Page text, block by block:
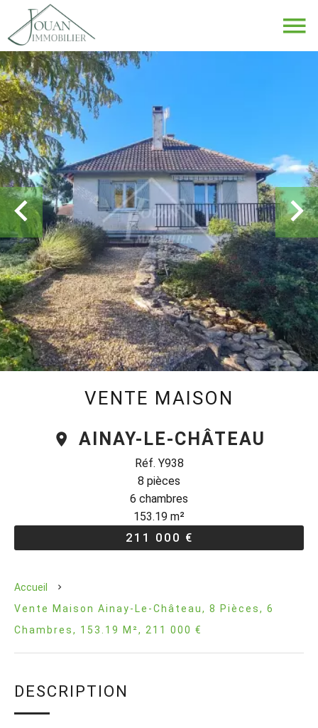
VENTE MAISON
AINAY-LE-CHÂTEAU
Réf. Y938
8 pièces
6 chambres
153.19 m²
211 000 €
Accueil
Vente Maison Ainay-Le-Château, 8 Pièces, 6
Chambres, 153.19 M², 211 000 €
DESCRIPTION